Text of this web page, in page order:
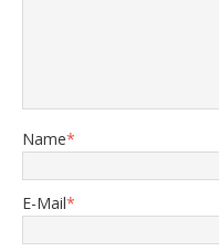
Name*
E-Mail*